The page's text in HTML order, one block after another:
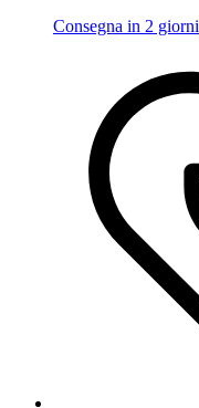
Consegna in 2 giorni